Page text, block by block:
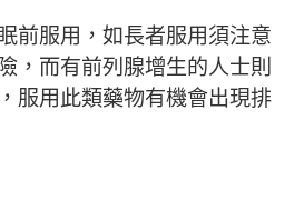
前服用，如長者服用須注意
，而有前列腺增生的人士則
服用此類藥物有機會出現排